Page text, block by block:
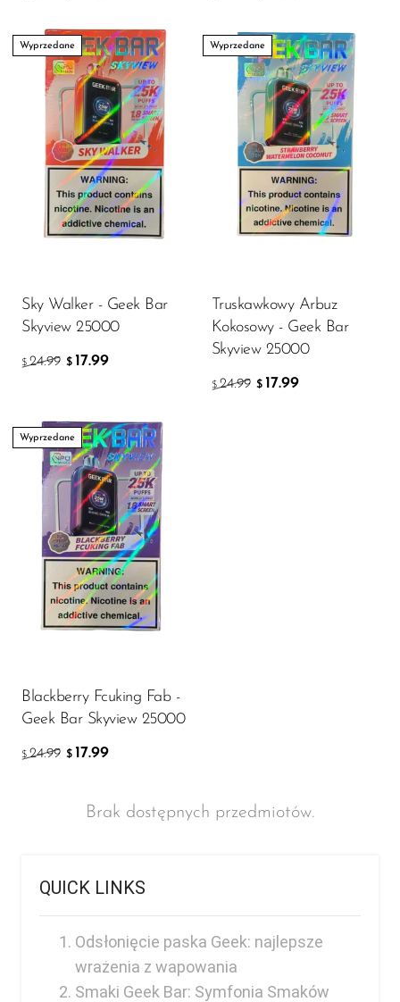
Wyprzedane
Sky Walker - Geek Bar
Skyview 25000
$ 24.99 $ 17.99
Wyprzedane
Truskawkowy Arbuz
Kokosowy - Geek Bar
Skyview 25000
$ 24.99 $ 17.99
Wyprzedane
Blackberry Fcuking Fab -
Geek Bar Skyview 25000
$ 24.99 $ 17.99
Brak dostępnych przedmiotów.
QUICK LINKS
Odsłonięcie paska Geek: najlepsze
wrażenia z wapowania
Smaki Geek Bar: Symfonia Smaków